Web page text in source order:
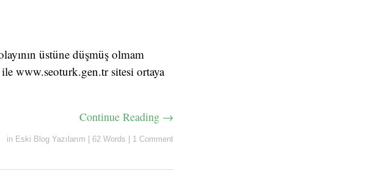
üstüne düşmüş olmam
www.seoturk.gen.tr sitesi ortaya
Continue Reading →
in Eski Blog Yazılarım 62 Words 1 Comment